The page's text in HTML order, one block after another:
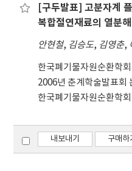
[구두발표] 고분자계
복합절연재료의 열분
안현철, 김승도, 김영춘,
한국폐기물자원순환학
2006년 춘계학술발표회
한국폐기물자원순환학회
내보내기 구매하